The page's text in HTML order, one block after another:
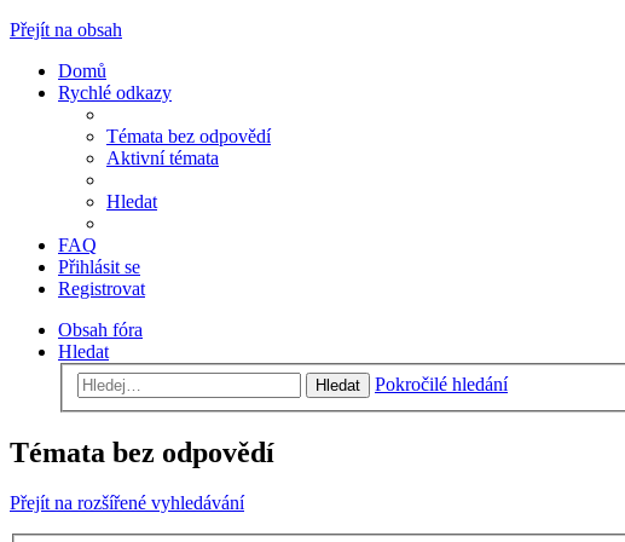
Přejít na obsah
Domů
Rychlé odkazy
Témata bez odpovědí
Aktivní témata
Hledat
FAQ
Přihlásit se
Registrovat
Obsah fóra
Hledat
Hledat Pokročilé hledání
Témata bez odpovědí
Přejít na rozšířené vyhledávání